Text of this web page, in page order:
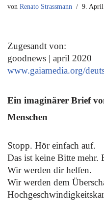
von Renato Strassmann 9. April
Zugesandt von:
goodnews | april 2020
www.gaiamedia.org/
Ein imaginärer Brief
Menschen
Stopp. Hör einfach auf.
Das ist keine Bitte mehr.
Wir werden dir helfen.
Wir werden dem